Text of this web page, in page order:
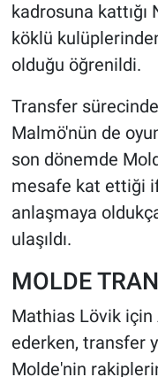
kadrosuna
köklü
olduğu öğrenildi.
Transfer
Malmö'nün de
son dönemde
mesafe kat ettiği
anlaşmaya
ulaşıldı.
MOLDE
Mathias Lövik için
ederken, transfer
Molde'nin
SPOR
Bilim, Teknoloji